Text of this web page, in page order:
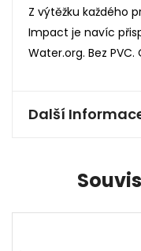
Z výtěžku každého
Impact je navíc
Water.org. Bez
Další